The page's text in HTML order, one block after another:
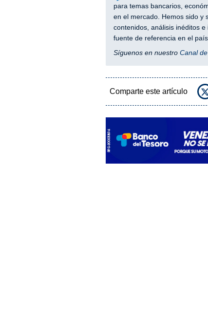
para temas bancarios,
en el mercado. Hemos sido y
contenidos, análisis inéditos
fuente de referencia en el
Síguenos en nuestro Canal
Comparte este artículo